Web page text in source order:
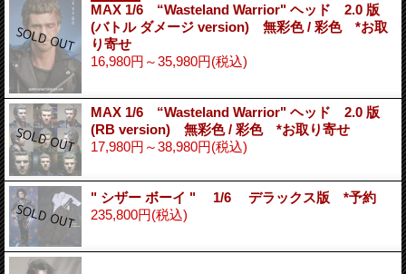
MAX 1/6 “Wasteland Warrior" ヘッド 2.0 版
(バトル ダメージ version) 無彩色 / 彩色 *お取
り寄せ
16,980円～35,980円(税込)
MAX 1/6 “Wasteland Warrior" ヘッド 2.0 版
(RB version) 無彩色 / 彩色 *お取り寄せ
17,980円～38,980円(税込)
" シザー ボーイ " 1/6 デラックス版 *予約
235,800円(税込)